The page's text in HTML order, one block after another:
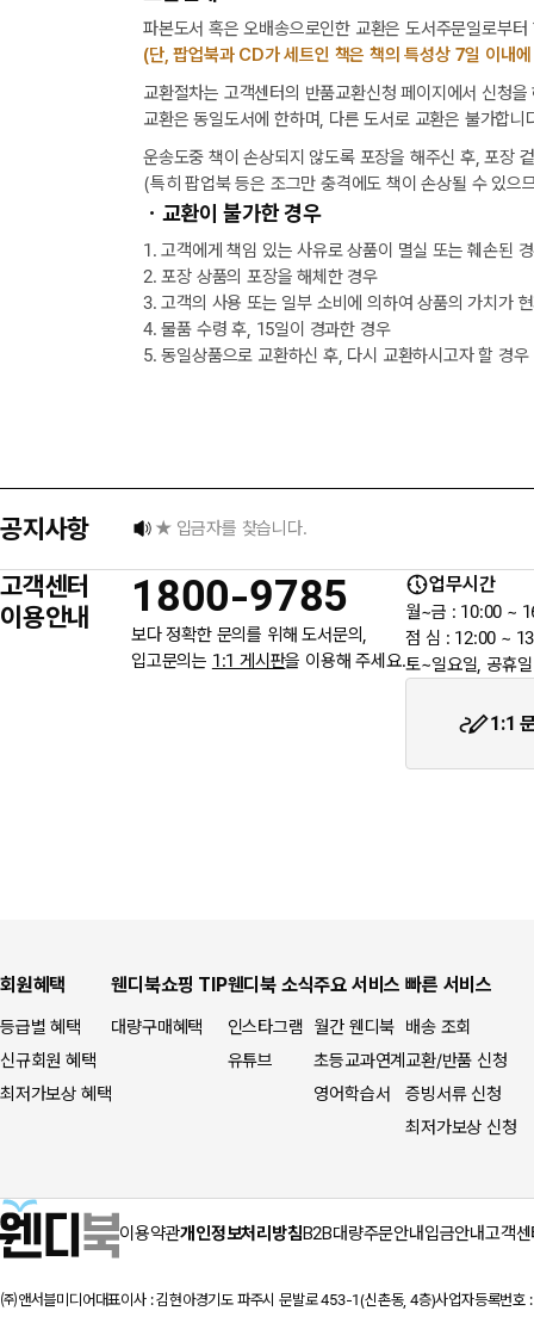
파본도서 혹은 오배송으로인한 교환은 도서주문일로부
(단, 팝업북과 CD가 세트인 책은 책의 특성상 7일 이내
교환절차는 고객센터의 반품교환신청 페이지에서 신청
교환은 동일도서에 한하며, 다른 도서로 교환은 불가합니
운송도중 책이 손상되지 않도록 포장을 해주신 후, 포장
(특히 팝업북 등은 조그만 충격에도 책이 손상될 수 있으
ㆍ교환이 불가한 경우
1. 고객에게 책임 있는 사유로 상품이 멸실 또는 훼손된
2. 포장 상품의 포장을 해체한 경우
3. 고객의 사용 또는 일부 소비에 의하여 상품의 가치가
4. 물품 수령 후, 15일이 경과한 경우
5. 동일상품으로 교환하신 후, 다시 교환하시고자 할 경
공지사항
택배 없는 날 배송 업무 안내
★ 입금자를 찾습니다.
6월 3일 지방선거일 휴무 안내
고객센터
이용안내
1800-9785
보다 정확한 문의를 위해 도서문의,
입고문의는 1:1 게시판을 이용해 주세요.
업무시간
월~금 : 10:00 ~
점 심 : 12:00 ~
토~일요일, 공휴
1:1
회원혜택
등급별 혜택
신규회원 혜택
최저가보상 혜택
웬디북쇼핑 TIP
대량구매혜택
웬디북 소식
인스타그램
유튜브
주요 서비스
월간 웬디북
초등교과연계
영어학습서
빠른 서비스
배송 조회
교환/반품 신청
증빙서류 신청
최저가보상 신청
이용약관개인정보처리방침B2B대량주문안내입금안내고객
㈜앤서블미디어대표이사 : 김현아경기도 파주시 문발로 453-1(신촌동, 4층)사업자등록번